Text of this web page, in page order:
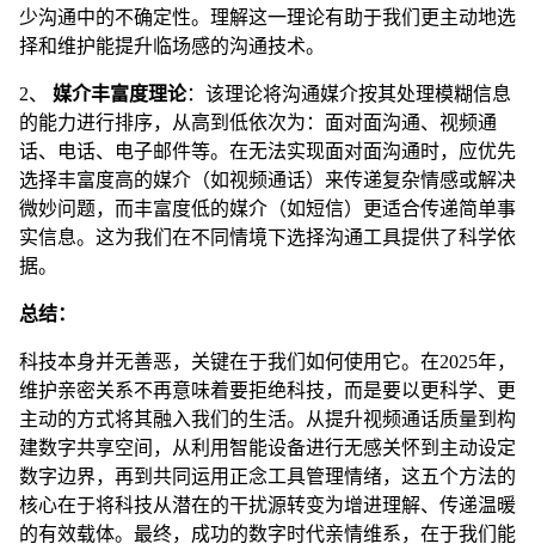
少沟通中的不确定性。理解这一理论有助于我们更主动地选
择和维护能提升临场感的沟通技术。
2、 媒介丰富度理论：该理论将沟通媒介按其处理模糊信息
的能力进行排序，从高到低依次为：面对面沟通、视频通
话、电话、电子邮件等。在无法实现面对面沟通时，应优先
选择丰富度高的媒介（如视频通话）来传递复杂情感或解决
微妙问题，而丰富度低的媒介（如短信）更适合传递简单事
实信息。这为我们在不同情境下选择沟通工具提供了科学依
据。
总结：
科技本身并无善恶，关键在于我们如何使用它。在2025年，
维护亲密关系不再意味着要拒绝科技，而是要以更科学、更
主动的方式将其融入我们的生活。从提升视频通话质量到构
建数字共享空间，从利用智能设备进行无感关怀到主动设定
数字边界，再到共同运用正念工具管理情绪，这五个方法的
核心在于将科技从潜在的干扰源转变为增进理解、传递温暖
的有效载体。最终，成功的数字时代亲情维系，在于我们能